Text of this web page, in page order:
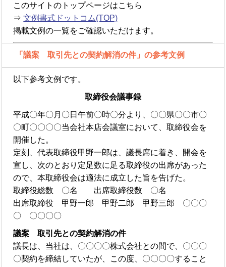
このサイトのトップページはこちら
⇒文例書式ドットコム(TOP)
掲載文例の一覧をご確認いただけます。
「議案 取引先との契約解消の件」の参考文例
以下参考文例です。
取締役会議事録
平成〇年〇月〇日午前〇時〇分より、〇〇県〇〇市〇
〇町〇〇〇〇当会社本店会議室において、取締役会を
開催した。
定刻、代表取締役甲野一郎は、議長席に着き、開会を
宣し、次のとおり定足数に足る取締役の出席があった
ので、本取締役会は適法に成立した旨を告げた。
取締役総数 〇名 出席取締役数 〇名
出席取締役 甲野一郎 甲野二郎 甲野三郎 〇〇〇
〇 〇〇〇〇
議案 取引先との契約解消の件
議長は、当社は、〇〇〇〇株式会社との間で、〇〇〇
〇契約を締結していたが、この度、〇〇〇〇すること